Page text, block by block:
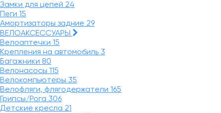
Замки для цепей 24
Пеги 15
Амортизаторы задние 29
ВЕЛОАКСЕССУАРЫ
Велоаптечки 15
Крепления на автомобиль 3
Багажники 80
Велонасосы 115
Велокомпьютеры 35
Велофляги, флягодержатели 165
Грипсы/Рога 306
Детские кресла 21